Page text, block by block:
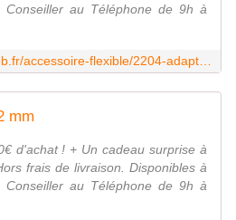
Conseiller au Téléphone de 9h à
mm
d'achat ! + Un cadeau surprise à
frais de livraison. Disponibles à
Conseiller au Téléphone de 9h à